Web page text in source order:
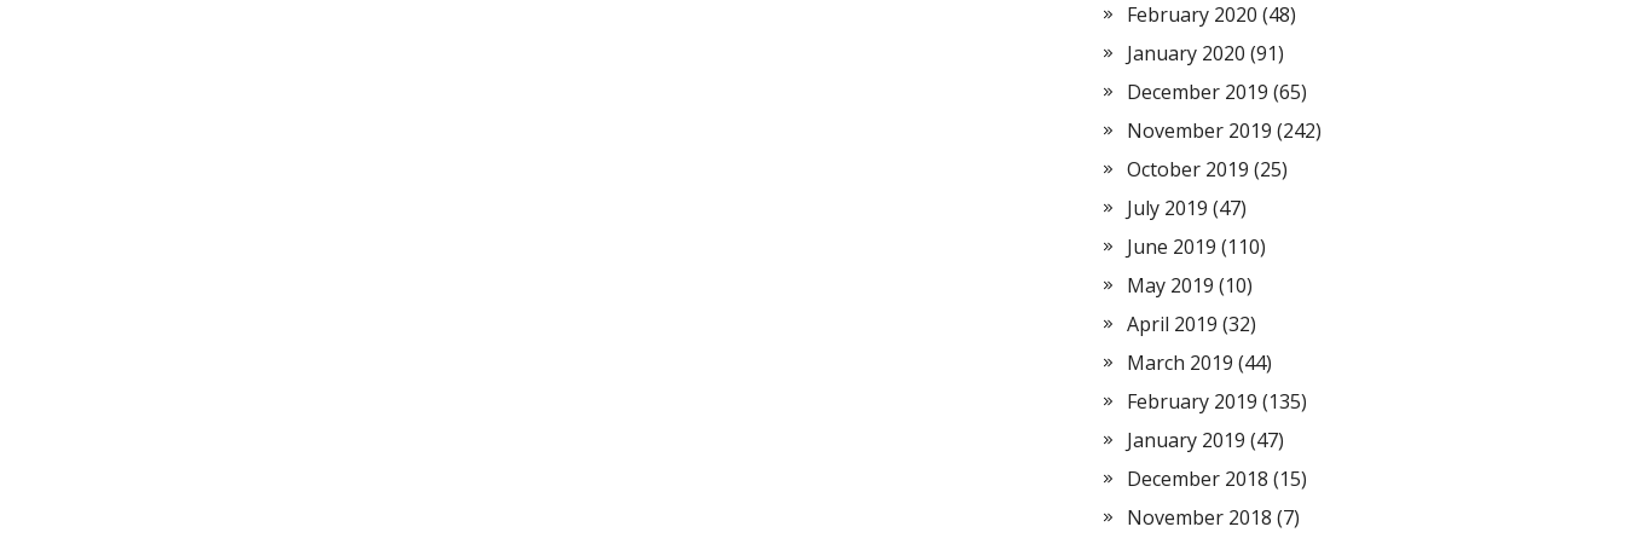
February 2020 (48)
January 2020 (91)
December 2019 (65)
November 2019 (242)
October 2019 (25)
July 2019 (47)
June 2019 (110)
May 2019 (10)
April 2019 (32)
March 2019 (44)
February 2019 (135)
January 2019 (47)
December 2018 (15)
November 2018 (7)